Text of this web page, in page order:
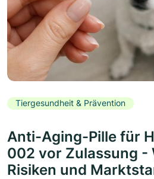
Tiergesundheit & Prävention
Anti-Aging-Pille für
002 vor Zulassung -
Risiken und